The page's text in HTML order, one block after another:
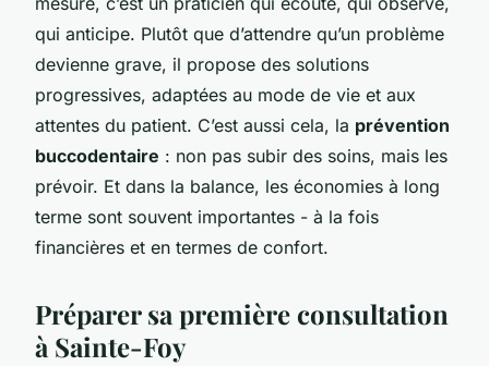
qui anticipe. Plutôt que d’attendre qu’un problème
devienne grave, il propose des solutions
progressives, adaptées au mode de vie et aux
attentes du patient. C’est aussi cela, la prévention
buccodentaire : non pas subir des soins, mais les
prévoir. Et dans la balance, les économies à long
terme sont souvent importantes - à la fois
financières et en termes de confort.
Préparer sa première consultation
à Sainte-Foy